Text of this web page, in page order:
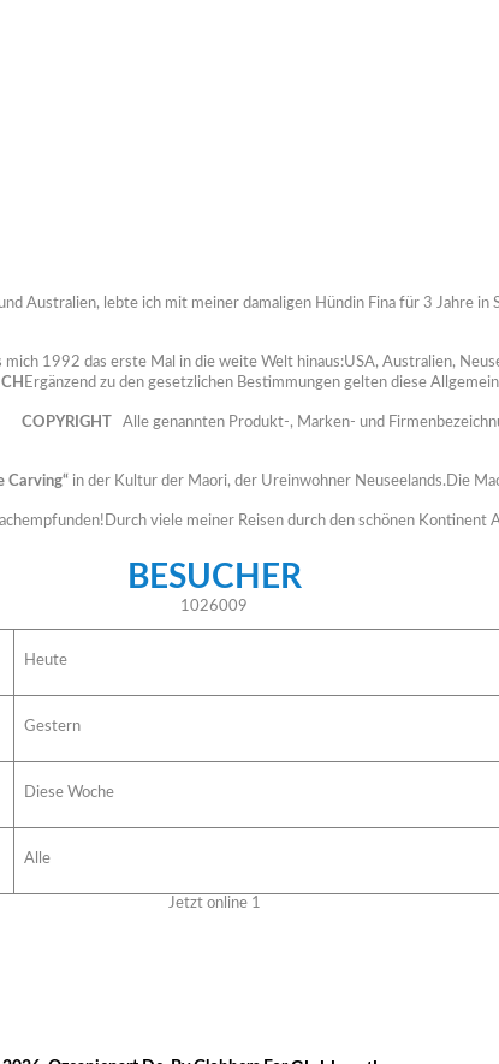
Australien, lebte ich mit meiner damaligen Hündin Fina für 3 Jahre
1992 das erste Mal in die weite Welt hinaus:USA, Australien,
Ergänzend zu den gesetzlichen Bestimmungen gelten diese
COPYRIGHT Alle genannten Produkt-, Marken- und
Carving“ in der Kultur der Maori, der Ureinwohner Neuseelands.Die
viele meiner Reisen durch den schönen Kontinent
BESUCHER
1026009
Heute
Gestern
Diese Woche
Alle
Jetzt online 1